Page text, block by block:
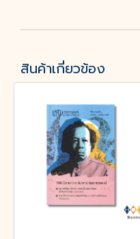
สินค้าเกี่ยวข้อง